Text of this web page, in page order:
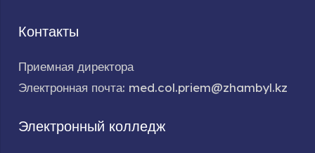
Контакты
Приемная директора
Электронная почта: med.col.priem@zhambyl.kz
Электронный колледж